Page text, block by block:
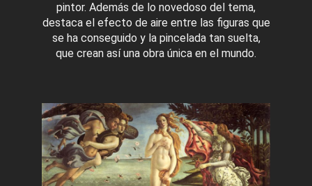
pintor. Además de lo novedoso del tema,
destaca el efecto de aire entre las figuras que
se ha conseguido y la pincelada tan suelta,
que crean así una obra única en el mundo.